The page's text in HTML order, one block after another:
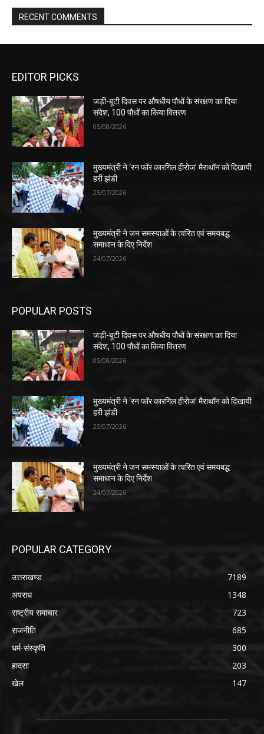
RECENT COMMENTS
EDITOR PICKS
जड़ी-बूटी दिवस पर औषधीय पौधों के संरक्षण का दिया
संदेश, 100 पौधों का किया वितरण
05/08/2026
मुख्यमंत्री ने ‘रन फॉर कारगिल हीरोज’ मैराथॉन को दिखायी
हरी झंडी
25/07/2026
मुख्यमंत्री ने जन समस्याओं के त्वरित एवं समयबद्ध
समाधान के दिए निर्देश
24/07/2026
POPULAR POSTS
जड़ी-बूटी दिवस पर औषधीय पौधों के संरक्षण का दिया
संदेश, 100 पौधों का किया वितरण
05/08/2026
मुख्यमंत्री ने ‘रन फॉर कारगिल हीरोज’ मैराथॉन को दिखायी
हरी झंडी
25/07/2026
मुख्यमंत्री ने जन समस्याओं के त्वरित एवं समयबद्ध
समाधान के दिए निर्देश
24/07/2026
POPULAR CATEGORY
उत्तराखण्ड
7189
अपराध
1348
राष्ट्रीय समाचार
723
राजनीति
685
धर्म-संस्कृति
300
हादसा
203
खेल
147